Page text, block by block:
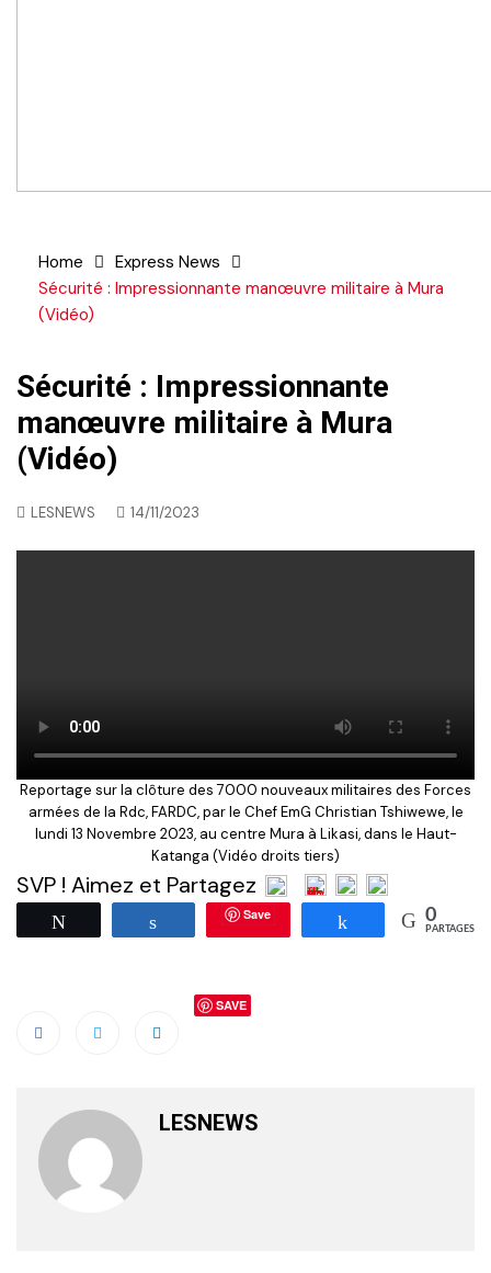
Home
Express News
Sécurité : Impressionnante manœuvre militaire à Mura
(Vidéo)
Sécurité : Impressionnante
manœuvre militaire à Mura
(Vidéo)
LESNEWS 14/11/2023
Reportage sur la clôture des 7000 nouveaux militaires des Forces
armées de la Rdc, FARDC, par le Chef EmG Christian Tshiwewe, le
lundi 13 Novembre 2023, au centre Mura à Likasi, dans le Haut-
Katanga (Vidéo droits tiers)
SVP ! Aimez et Partagez
Partagez Save Partagez 0
PARTAGES
SAVE
LESNEWS